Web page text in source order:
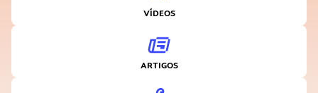
VÍDEOS
ARTIGOS